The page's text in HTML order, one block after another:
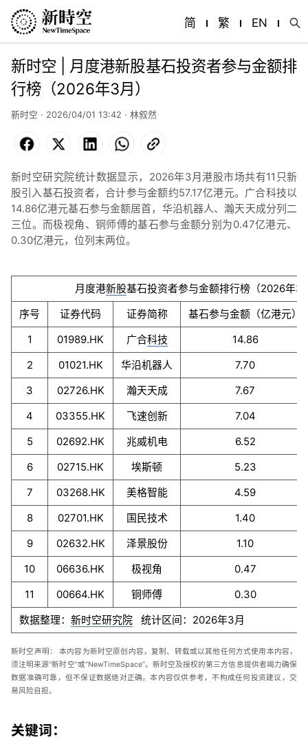
简 繁 EN
新时空 | 月度港新股基石投资者参与金额排
行榜（2026年3月）
新时空 · 2026/04/01 13:42 ·林叙然
Facebook LinkedIn WhatsApp
新时空研究院统计数据显示，2026年3月港股市场共有11只新
股引入基石投资者，合计参与金额约57.17亿港元。广合科技以
14.86亿港元基石参与金额居首，华沿机器人、瀚天天成分列二
三位。而极视角、铜师傅的基石参与金额分别为0.47亿港元、
0.30亿港元，位列末两位。
月度港新股基石投资者参与金额排行榜（2026年3
序号 证券代码 证券简称 基石参与金额（亿港元）
1 01989.HK 广合科技 14.86
2 01021.HK 华沿机器人 7.70
3 02726.HK 瀚天天成 7.67
4 03355.HK 飞速创新 7.04
5 02692.HK 兆威机电 6.52
6 02715.HK 埃斯顿 5.23
7 03268.HK 美格智能 4.59
8 02701.HK 国民技术 1.40
9 02632.HK 泽景股份 1.10
10 06636.HK 极视角 0.47
11 00664.HK 铜师傅 0.30
数据整理： 新时空研究院统计区间：2026年3月
新时空声明：
本内容为新时空原创内容，复制、转载或以其他任何方式使用本内容，
须注明来源“新时空”或“NewTimeSpace”。新时空及授权的第三方信息提供者竭力确保
数据准确可靠，但不保证数据绝对正确。本內容仅供参考，不构成任何投资建议，交
易风险自担。
关键词：